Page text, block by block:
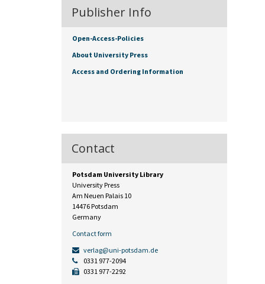
Publisher Info
Open-Access-Policies
About University Press
Access and Ordering Information
Contact
Potsdam University Library
University Press
Am Neuen Palais 10
14476 Potsdam
Germany
Contact form
verlag@uni-potsdam.de
0331 977-2094
0331 977-2292